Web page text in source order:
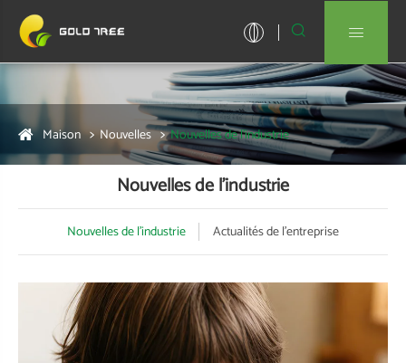
 
Maison Nouvelles Nouvelles de l'industrie
Nouvelles de l'industrie
Nouvelles de l'industrie Actualités de l'entreprise